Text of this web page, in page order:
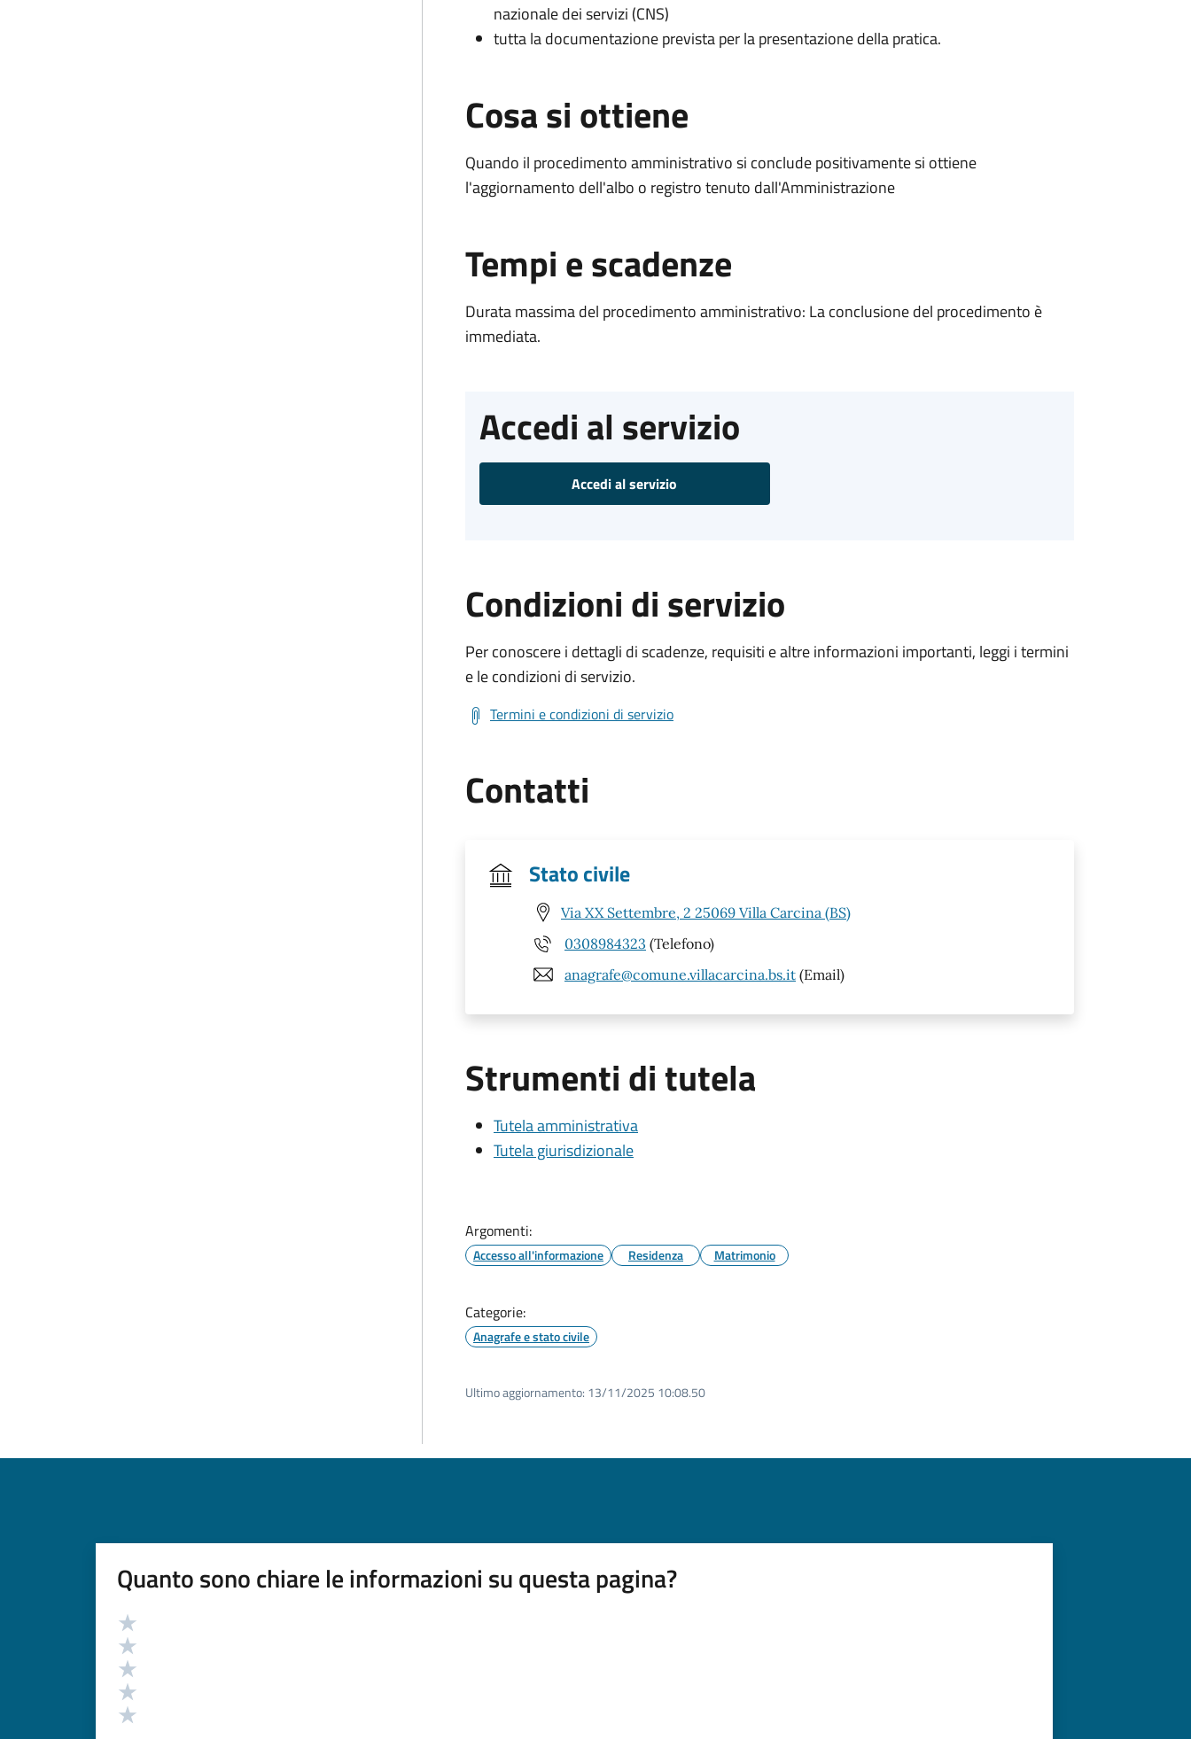
nazionale dei servizi (CNS)
tutta la documentazione prevista per la presentazione della pratica.
Cosa si ottiene
Quando il procedimento amministrativo si conclude positivamente si ottiene
l'aggiornamento dell'albo o registro tenuto dall'Amministrazione
Tempi e scadenze
Durata massima del procedimento amministrativo: La conclusione del procedimento è
immediata.
Accedi al servizio
Accedi al servizio
Condizioni di servizio
Per conoscere i dettagli di scadenze, requisiti e altre informazioni importanti, leggi i termini
e le condizioni di servizio.
Termini e condizioni di servizio
Contatti
Stato civile
Via XX Settembre, 2 25069 Villa Carcina (BS)
0308984323 (Telefono)
anagrafe@comune.villacarcina.bs.it (Email)
Strumenti di tutela
Tutela amministrativa
Tutela giurisdizionale
Argomenti:
Accesso all'informazione Residenza Matrimonio
Categorie:
Anagrafe e stato civile
Ultimo aggiornamento: 13/11/2025 10:08.50
Quanto sono chiare le informazioni su questa pagina?
Valutazione